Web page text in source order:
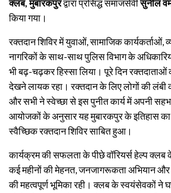
क्लब, मुबारकपुरद्वारा प्रसिद्ध समाजसेवीसुनील
किया गया।
रक्तदान शिविर में युवाओं, सामाजिक कार्यकर्ताओं,
नागरिकों के साथ-साथ पुलिस विभाग के
भी बढ़-चढ़कर हिस्सा लिया। पूरे दिन रक्तदाताओं
देखने लायक रहा। रक्तदान के लिए लोगों की लंबी
और सभी ने स्वेच्छा से इस पुनीत कार्य में अपनी
आयोजकों के अनुसार यह मुबारकपुर के इतिहास
स्वैच्छिक रक्तदान शिविर साबित हुआ।
कार्यक्रम की सफलता के पीछे वॉरियर्स हेल्प क्लब
कई महीनों की मेहनत, जनजागरूकता अभियान
की महत्वपूर्ण भूमिका रही। क्लब के स्वयंसेवकों ने